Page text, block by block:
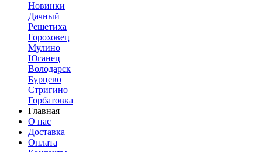
Новинки
Дачный
Решетиха
Гороховец
Мулино
Юганец
Володарск
Бурцево
Стригино
Горбатовка
Главная
О нас
Доставка
Оплата